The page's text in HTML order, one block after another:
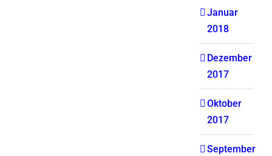
Januar
2018
Dezember
2017
Oktober
2017
September